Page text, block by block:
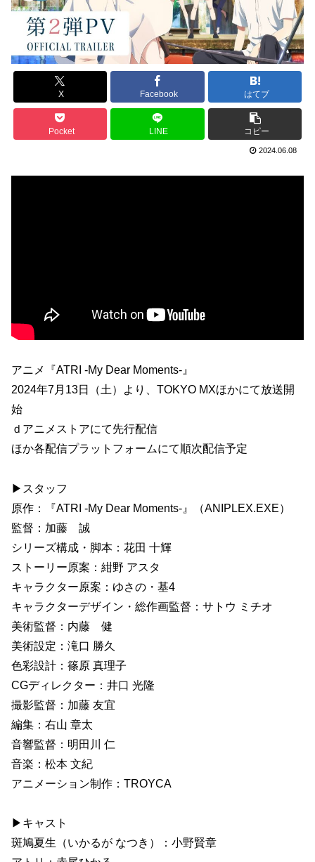
X Facebook はてブ
Pocket LINE コピー
2024.06.08
アニメ『ATRI -My Dear Moments-』
2024年7月13日（土）より、TOKYO MXほかにて放送開
始
ｄアニメストアにて先行配信
ほか各配信プラットフォームにて順次配信予定
▶スタッフ
原作：『ATRI -My Dear Moments-』（ANIPLEX.EXE）
監督：加藤 誠
シリーズ構成・脚本：花田 十輝
ストーリー原案：紺野 アスタ
キャラクター原案：ゆさの・基4
キャラクターデザイン・総作画監督：サトウ ミチオ
美術監督：内藤 健
美術設定：滝口 勝久
色彩設計：篠原 真理子
CGディレクター：井口 光隆
撮影監督：加藤 友宜
編集：右山 章太
音響監督：明田川 仁
音楽：松本 文紀
アニメーション制作：TROYCA
▶キャスト
斑鳩夏生（いかるが なつき）：小野賢章